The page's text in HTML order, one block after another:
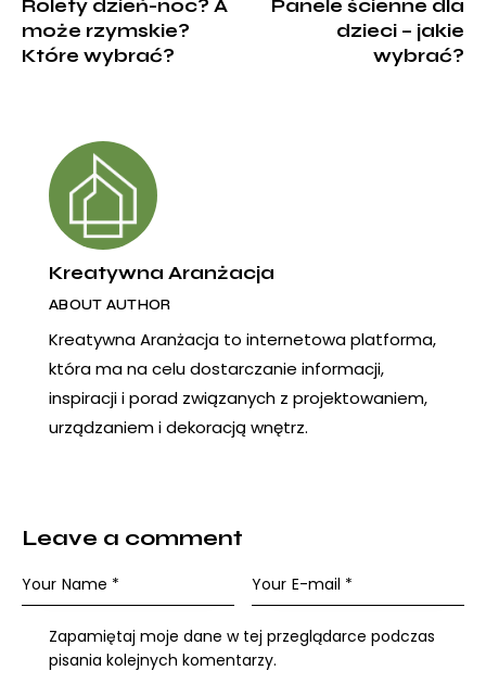
Rolety dzień-noc? A
może rzymskie?
Które wybrać?
Panele ścienne dla
dzieci – jakie
wybrać?
Kreatywna Aranżacja
ABOUT AUTHOR
Kreatywna Aranżacja to internetowa platforma,
która ma na celu dostarczanie informacji,
inspiracji i porad związanych z projektowaniem,
urządzaniem i dekoracją wnętrz.
Leave a comment
Zapamiętaj moje dane w tej przeglądarce podczas
pisania kolejnych komentarzy.